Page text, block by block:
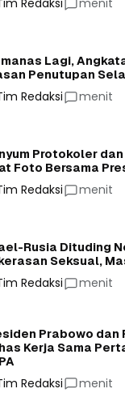
Redaksi menit
Lagi,
Penutupan
Redaksi menit
Protokoler
Foto Bersama
Redaksi menit
Rusia Dituding
Seksual,
Redaksi menit
Prabowo dan
Kerja Sama
Redaksi menit